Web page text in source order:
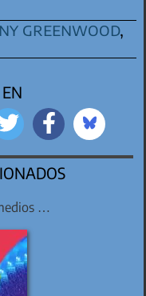
greenwood,
…